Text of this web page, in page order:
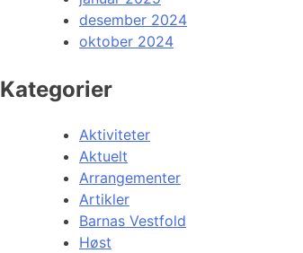
desember 2024
oktober 2024
Kategorier
Aktiviteter
Aktuelt
Arrangementer
Artikler
Barnas Vestfold
Høst